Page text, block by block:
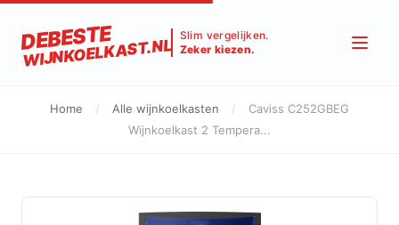
DEBESTE
WIJNKOELKAST.NL
Slim vergelijken.
Zeker kiezen.
Home / Alle wijnkoelkasten /
Caviss C252GBEG
Wijnkoelkast 2 Tempera...